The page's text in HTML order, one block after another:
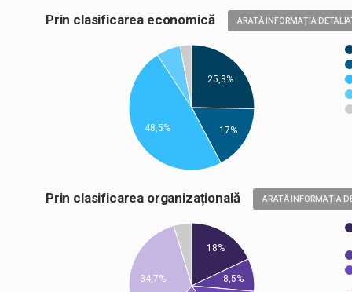
Prin clasificarea economică ARATĂ INFORMAȚIA
25,3%
17%
48,5%
Prin clasificarea organizațională ARATĂ INFORMAȚIA
18%
8,5%
34,7%